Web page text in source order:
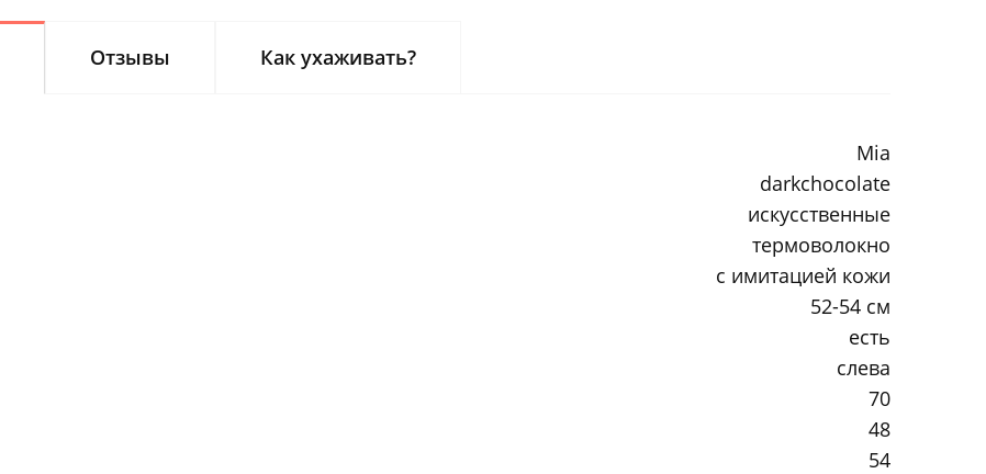
Отзывы Как ухаживать?
Mia
darkchocolate
искусственные
термоволокно
с имитацией кожи
52-54 см
есть
слева
70
48
54